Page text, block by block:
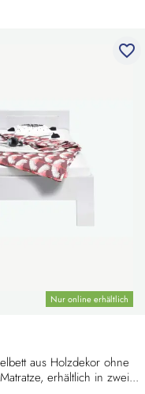
Nur online erhältlich
favorite_border
aus Holzdekor ohne
erhältlich in zwei...